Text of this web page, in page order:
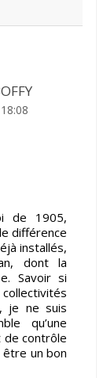
de 1905,
différence
installés,
dont la
Savoir si
je ne suis
qu’une
de contrôle
un bon